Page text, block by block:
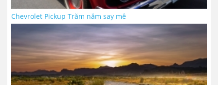
Chevrolet Pickup Trăm năm say mê